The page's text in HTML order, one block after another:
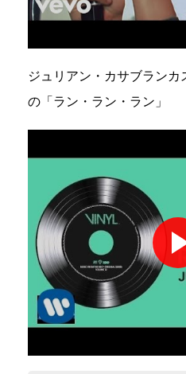
ジュリアン・カサブラン
の「ラン・ラン・ラン」